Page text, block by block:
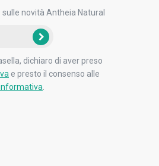
novità Antheia Natural
dichiaro di aver preso
e presto il consenso alle
.